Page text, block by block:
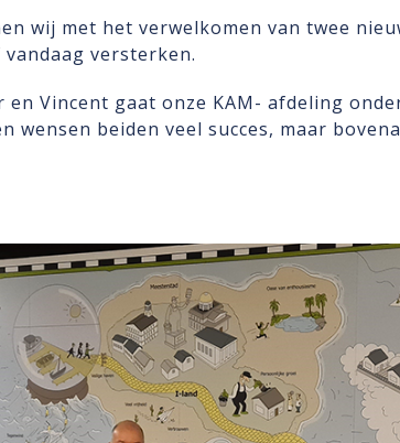
wij met het verwelkomen van twee
versterken.
Vincent gaat onze KAM- afdeling
wensen beiden veel succes, maar